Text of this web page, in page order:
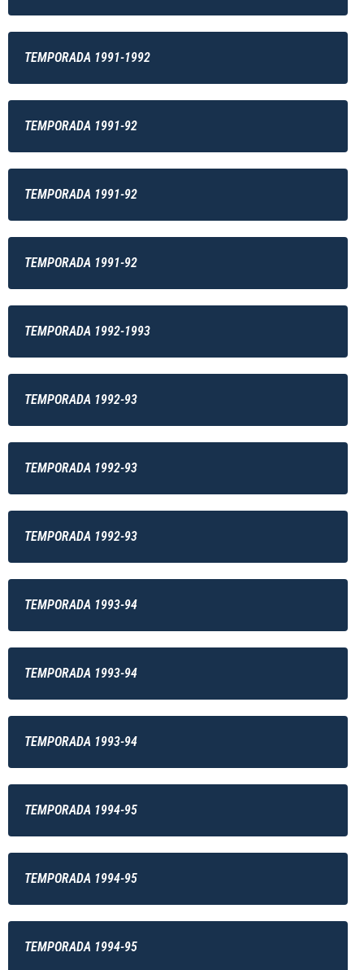
TEMPORADA 1991-1992
TEMPORADA 1991-92
TEMPORADA 1991-92
TEMPORADA 1991-92
TEMPORADA 1992-1993
TEMPORADA 1992-93
TEMPORADA 1992-93
TEMPORADA 1992-93
TEMPORADA 1993-94
TEMPORADA 1993-94
TEMPORADA 1993-94
TEMPORADA 1994-95
TEMPORADA 1994-95
TEMPORADA 1994-95